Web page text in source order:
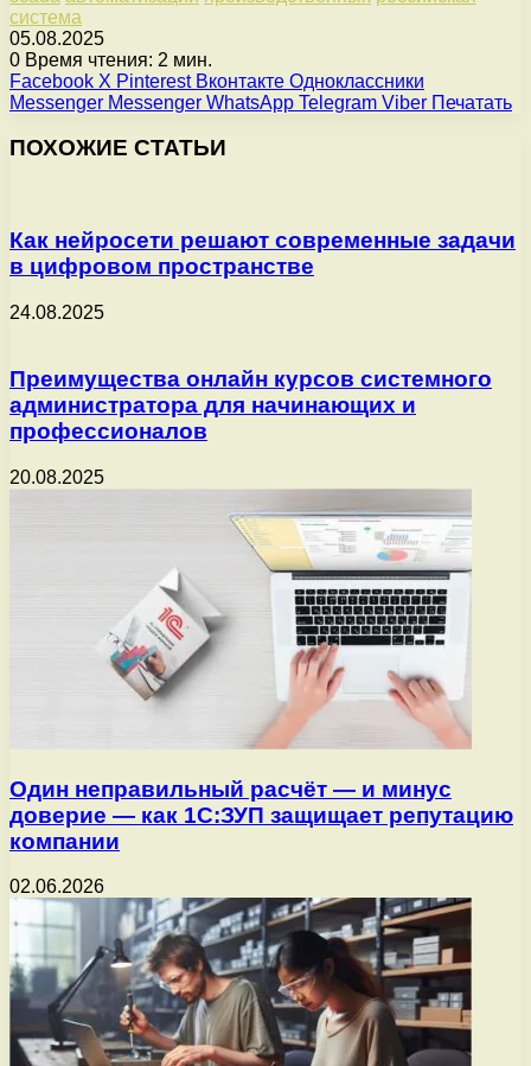
система
05.08.2025
0 Время чтения: 2 мин.
Facebook X Pinterest Вконтакте Одноклассники
Messenger Messenger WhatsApp Telegram Viber Печатать
ПОХОЖИЕ СТАТЬИ
Как нейросети решают современные задачи
в цифровом пространстве
24.08.2025
Преимущества онлайн курсов системного
администратора для начинающих и
профессионалов
20.08.2025
Один неправильный расчёт — и минус
доверие — как 1С:ЗУП защищает репутацию
компании
02.06.2026